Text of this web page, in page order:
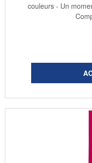
couleurs - Un